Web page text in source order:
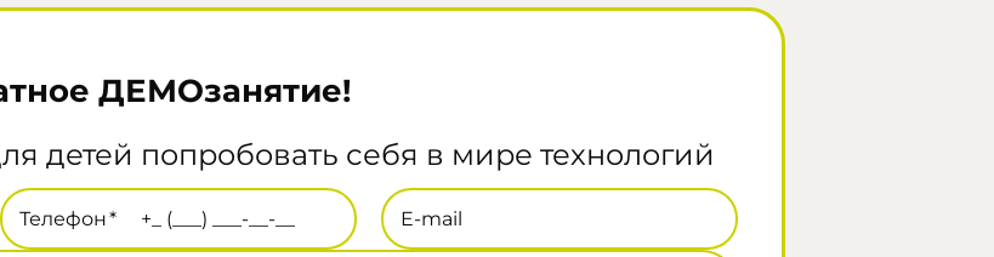
ДЕМОзанятие!
детей попробовать себя в мире технологий
Телефон* E-mail